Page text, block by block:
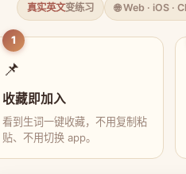
真实英文变练习 🌐 Web · iOS ·
1
📌
收藏即加入
看到生词一键收藏，不用复制粘
贴、不用切换 app。